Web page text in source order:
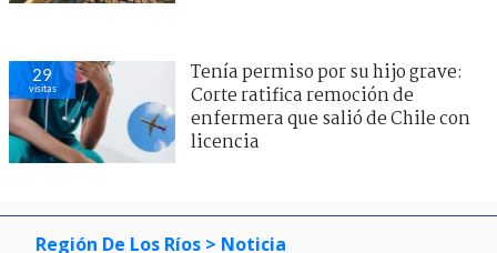
29
visitas
Tenía permiso por su hijo grave:
Corte ratifica remoción de
enfermera que salió de Chile con
licencia
Región De Los Ríos > Noticia